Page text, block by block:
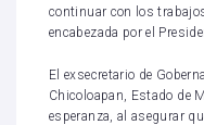
continuar con los
encabezada por el
El exsecretario de
Chicoloapan, Estado de
esperanza, al asegurar